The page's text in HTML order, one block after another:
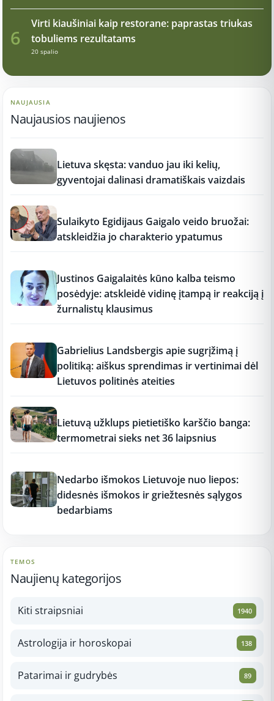
6
Virti kiaušiniai kaip restorane: paprastas triukas
tobuliems rezultatams
20 spalio
NAUJAUSIA
Naujausios naujienos
Lietuva skęsta: vanduo jau iki kelių,
gyventojai dalinasi dramatiškais vaizdais
Sulaikyto Egidijaus Gaigalo veido bruožai:
atskleidžia jo charakterio ypatumus
Justinos Gaigalaitės kūno kalba teismo
posėdyje: atskleidė vidinę įtampą ir reakciją į
žurnalistų klausimus
Gabrielius Landsbergis apie sugrįžimą į
politiką: aiškus sprendimas ir vertinimai dėl
Lietuvos politinės ateities
Lietuvą užklups pietietiško karščio banga:
termometrai sieks net 36 laipsnius
Nedarbo išmokos Lietuvoje nuo liepos:
didesnės išmokos ir griežtesnės sąlygos
bedarbiams
TEMOS
Naujienų kategorijos
Kiti straipsniai 1940
Astrologija ir horoskopai 138
Patarimai ir gudrybės 89